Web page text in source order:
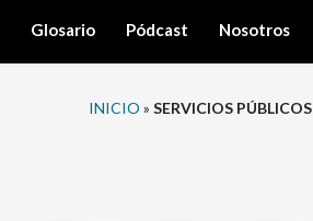
Glosario Pódcast Nosotros
INICIO » SERVICIOS PÚBLICOS